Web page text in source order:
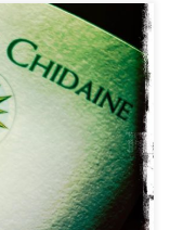
was man sich für
Nase, die sofort
unterfüttert mit
noch etwas
Cremigkeit die